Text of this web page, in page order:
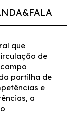
que
de
partilha de
e
a